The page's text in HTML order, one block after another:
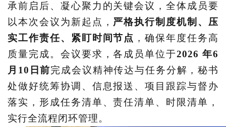
承前启后、凝心聚力的关键会议，全体成员要
以本次会议为新起点， 严格执行制度机制、压
实工作责任、紧盯时间节点 ，确保年度任务高
质量完成。会议要求，各成员单位于2026 年6
月10日前完成会议精神传达与任务分解，秘书
处做好统筹协调、信息报送、项目跟踪与督办
落实，形成任务清单、责任清单、时限清单，
实行全流程闭环管理。